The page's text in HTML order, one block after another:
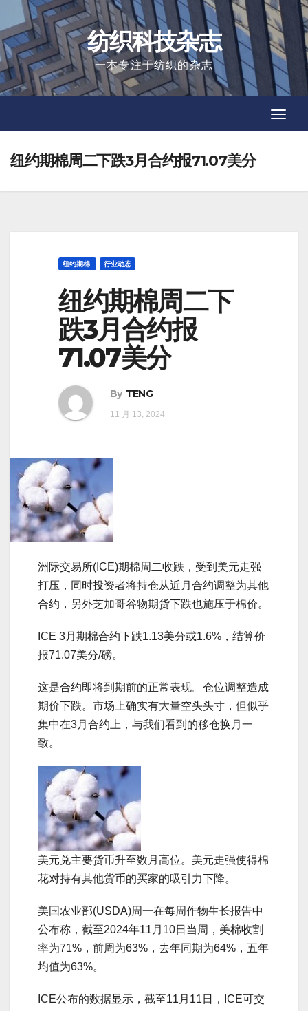
to
content
纺织科技杂志
一本专注于纺织的杂志
纽约期棉周二下跌3月合约报71.07美分
纽约期棉 行业动态
纽约期棉周二下
跌3月合约报
71.07美分
By TENG
11 月 13, 2024
洲际交易所(ICE)期棉周二收跌，受到美元走强
打压，同时投资者将持仓从近月合约调整为其他
合约，另外芝加哥谷物期货下跌也施压于棉价。
ICE 3月期棉合约下跌1.13美分或1.6%，结算价
报71.07美分/磅。
这是合约即将到期前的正常表现。仓位调整造成
期价下跌。市场上确实有大量空头头寸，但似乎
集中在3月合约上，与我们看到的移仓换月一
致。
美元兑主要货币升至数月高位。美元走强使得棉
花对持有其他货币的买家的吸引力下降。
美国农业部(USDA)周一在每周作物生长报告中
公布称，截至2024年11月10日当周，美棉收割
率为71%，前周为63%，去年同期为64%，五年
均值为63%。
ICE公布的数据显示，截至11月11日，ICE可交